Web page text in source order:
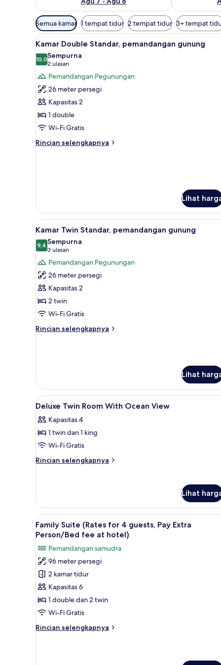
Filter
tersedia
untuk
kamar
Semua kamar 1 tempat tidur 2 tempat tidur 3+ tempat
Lihat
semua
foto
untuk
Kamar
Double
Standar,
pemandangan
gunung
Seprai premium, selimut bulu
11
Kamar Double Standar, pemandangan gunung
10,010,0 dari 10
Sempurna
2 ulasan
(2
ulasan)
Pemandangan Pegunungan
26 meter persegi
Kapasitas 2
1 double
Wi-Fi Gratis
Rincian selengkapnya
Rincian
gunung
Lihat
Lihat
semua
foto
untuk
Kamar
Twin
Standar,
pemandangan
gunung
Kamar Twin Standar,
12
Kamar Twin Standar, pemandangan gunung
9,49,4 dari 10
Sempurna
3 ulasan
(3
ulasan)
Pemandangan Pegunungan
26 meter persegi
Kapasitas 2
2 twin
Wi-Fi Gratis
Rincian selengkapnya
Rincian
Standar,
pemandangan
gunung
Lihat
Lihat
semua
foto
untuk
Deluxe
Twin
View
Seprai premium, selimut bulu
13
Deluxe Twin Room With Ocean View
Kapasitas 4
1 twin dan 1 king
Wi-Fi Gratis
Rincian selengkapnya
Rincian
Twin
Room
With
Ocean
View
Lihat
Lihat
semua
untuk
Family
Suite
(Rates
for
4
Pay
Seprai premium, selimut bulu
10
Family Suite (Rates for 4 guests, Pay Extra
Person/Bed fee at hotel)
Pemandangan samudra
96 meter persegi
2 kamar tidur
Kapasitas 6
1 double dan 2 twin
Wi-Fi Gratis
Rincian selengkapnya
Rincian